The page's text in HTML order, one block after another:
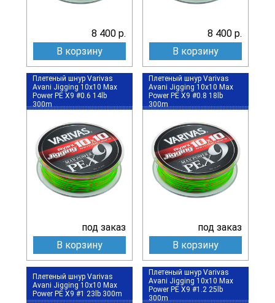
8 400 р.
В корзину
8 400 р.
В корзину
Плетеный шнур Varivas
Avani Jigging 10x10 Max
Power PE X9 #0.6 14lb
300m
под заказ
В корзину
Плетеный шнур Varivas
Avani Jigging 10x10 Max
Power PE X9 #0.8 18lb
300m
под заказ
В корзину
Плетеный шнур Varivas
Avani Jigging 10x10 Max
Power PE X9 #1 23lb 300m
Плетеный шнур Varivas
Avani Jigging 10x10 Max
Power PE X9 #1.2 25lb
300m